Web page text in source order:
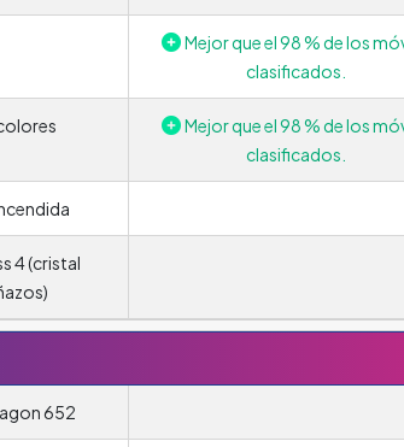
Mejor que el 98 % de los
clasificados.
Mejor que el 98 % de los
clasificados.
4 (cristal
652